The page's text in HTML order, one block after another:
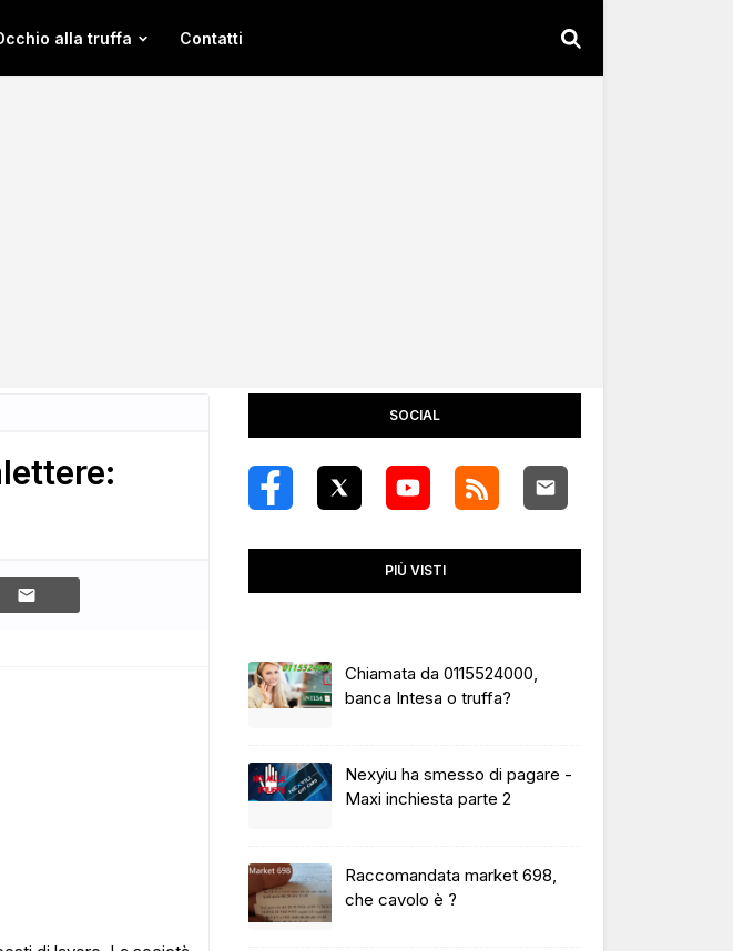
alla truffa Contatti
SOCIAL
PIÙ VISTI
Chiamata da 0115524000,
banca Intesa o truffa?
Nexyiu ha smesso di pagare -
Maxi inchiesta parte 2
Raccomandata market 698,
che cavolo è ?